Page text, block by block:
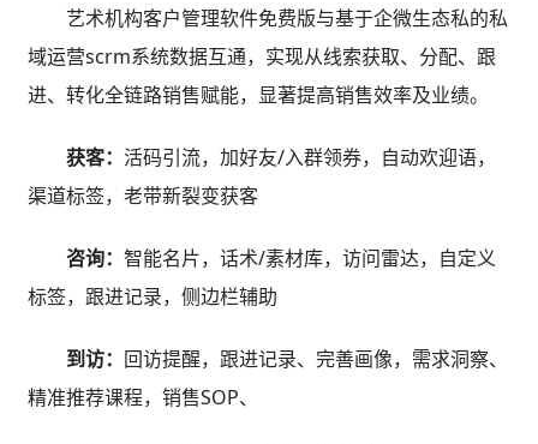
艺术机构客户管理软件免费版与基于企微生态私的私
域运营scrm系统数据互通，实现从线索获取、分配、跟
进、转化全链路销售赋能，显著提高销售效率及业绩。
获客： 活码引流，加好友/入群领券，自动欢迎语，
渠道标签，老带新裂变获客
咨询： 智能名片，话术/素材库，访问雷达，自定义
标签，跟进记录，侧边栏辅助
到访： 回访提醒，跟进记录、完善画像，需求洞察、
精准推荐课程，销售SOP、